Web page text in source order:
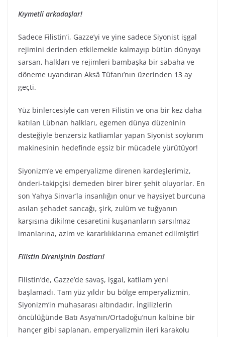
Kıymetli arkadaşlar!
Sadece Filistin’i, Gazze’yi ve yine sadece Siyonist işgal
rejimini derinden etkilemekle kalmayıp bütün dünyayı
sarsan, halkları ve rejimleri bambaşka bir sabaha ve
döneme uyandıran Aksâ Tûfanı’nın üzerinden 13 ay
geçti.
Yüz binlercesiyle can veren Filistin ve ona bir kez daha
katılan Lübnan halkları, egemen dünya düzeninin
desteğiyle benzersiz katliamlar yapan Siyonist soykırım
makinesinin hedefinde eşsiz bir mücadele yürütüyor!
Siyonizm’e ve emperyalizme direnen kardeşlerimiz,
önderi-takipçisi demeden birer birer şehit oluyorlar. En
son Yahya Sinvar’la insanlığın onur ve haysiyet burcuna
asılan şehadet sancağı, şirk, zulüm ve tuğyanın
karşısına dikilme cesaretini kuşananların sarsılmaz
imanlarına, azim ve kararlılıklarına emanet edilmiştir!
Filistin Direnişinin Dostları!
Filistin’de, Gazze’de savaş, işgal, katliam yeni
başlamadı. Tam yüz yıldır bu bölge emperyalizmin,
Siyonizm’in muhasarası altındadır. İngilizlerin
öncülüğünde Batı Asya’nın/Ortadoğu’nun kalbine bir
hançer gibi saplanan, emperyalizmin ileri karakolu